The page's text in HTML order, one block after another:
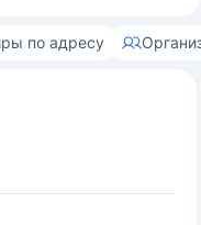
по адресу